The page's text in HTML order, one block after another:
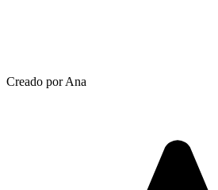
Creado por Ana